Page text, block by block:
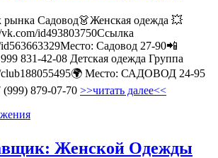
Садовод👗Женская одежда 💥
id493803750Ссылка
Садовод 27-90📲
831-42-08 Детская одежда Группа
club188055495🌍 Место: САДОВОД 24-95
879-07-70 >>читать далее<<
Женской Одежды